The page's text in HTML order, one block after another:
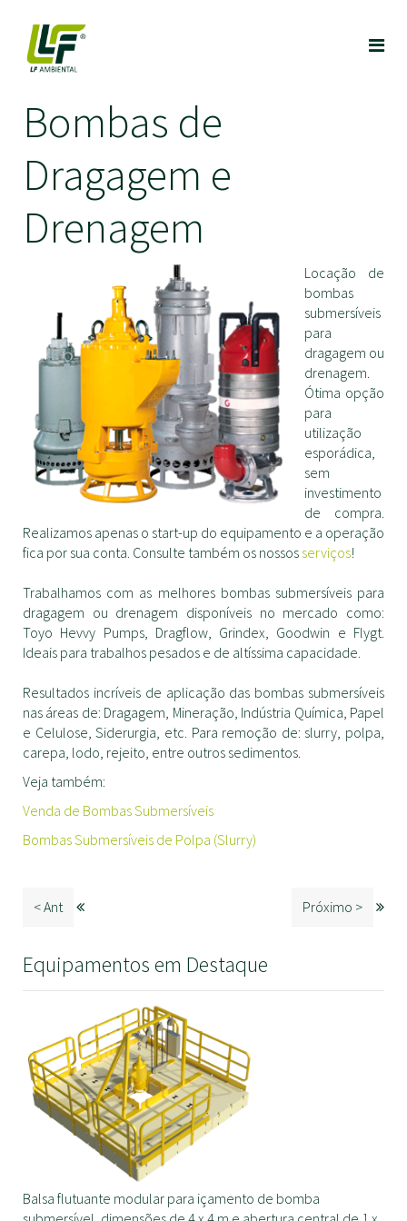
Bombas de
Dragagem e
Drenagem
Locação de
bombas
submersíveis
para
dragagem ou
drenagem.
Ótima opção
para
utilização
esporádica,
sem
investimento
de compra.
Realizamos apenas o start-up do equipamento e a operação
fica por sua conta. Consulte também os nossos serviços!
Trabalhamos com as melhores bombas submersíveis para
dragagem ou drenagem disponíveis no mercado como:
Toyo Hevvy Pumps, Dragflow, Grindex, Goodwin e Flygt.
Ideais para trabalhos pesados e de altíssima capacidade.
Resultados incríveis de aplicação das bombas submersíveis
nas áreas de: Dragagem, Mineração, Indústria Química, Papel
e Celulose, Siderurgia, etc. Para remoção de: slurry, polpa,
carepa, lodo, rejeito, entre outros sedimentos.
Veja também:
Venda de Bombas Submersíveis
Bombas Submersíveis de Polpa (Slurry)
< Ant Próximo >
Equipamentos em Destaque
Balsa flutuante modular para içamento de bomba